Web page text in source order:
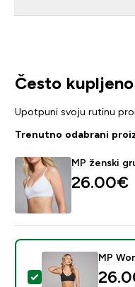
Često
Upotpuni svoju rutinu
Trenutno odabrani
MP ženski
26.00€‎
Odaberi ovaj
MP